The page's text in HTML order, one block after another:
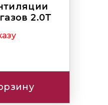
2.0T